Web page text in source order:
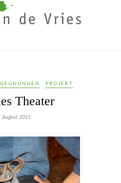
PROJEKT
Theater
August 2015